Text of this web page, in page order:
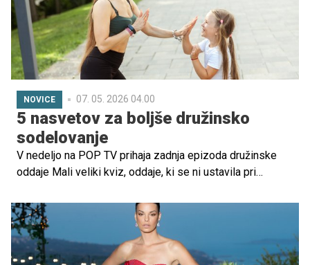
NOVICE 07. 05. 2026 04.00
5 nasvetov za boljše družinsko
sodelovanje
V nedeljo na POP TV prihaja zadnja epizoda družinske
oddaje Mali veliki kviz, oddaje, ki se ni ustavila pri
postalo jasno, da ima format drugačno poslanstvo:
pokazati, kako lahko otroci in odrasli sodelujejo kot ekipa,
se poslušajo in skupaj razmišljajo.